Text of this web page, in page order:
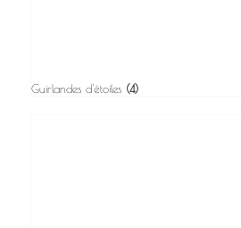
Guirlandes d'étoiles (4)